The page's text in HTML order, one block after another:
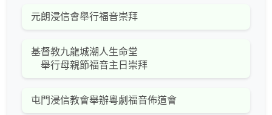
元朗浸信會舉行福音崇拜
基督教九龍城潮人生命堂
舉行母親節福音主日崇拜
屯門浸信教會舉辦粵劇福音佈道會